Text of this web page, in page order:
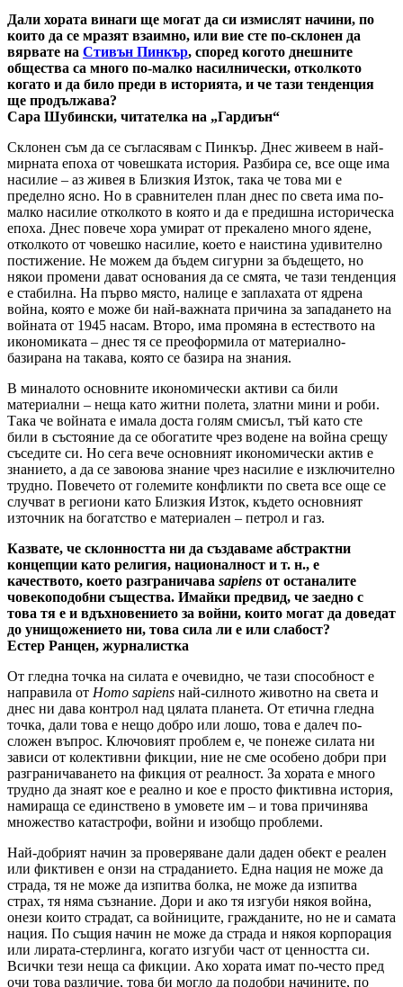
Дали хората винаги ще могат да си измислят начини, по
които да се мразят взаимно, или вие сте по-склонен да
вярвате на Стивън Пинкър, според когото днешните
общества са много по-малко насилнически, отколкото
когато и да било преди в историята, и че тази тенденция
ще продължава?
Сара Шубински, читателка на „Гардиън“
Склонен съм да се съгласявам с Пинкър. Днес живеем в най-
мирната епоха от човешката история. Разбира се, все още има
насилие – аз живея в Близкия Изток, така че това ми е
пределно ясно. Но в сравнителен план днес по света има по-
малко насилие отколкото в която и да е предишна историческа
епоха. Днес повече хора умират от прекалено много ядене,
отколкото от човешко насилие, което е наистина удивително
постижение. Не можем да бъдем сигурни за бъдещето, но
някои промени дават основания да се смята, че тази тенденция
е стабилна. На първо място, налице е заплахата от ядрена
война, която е може би най-важната причина за западането на
войната от 1945 насам. Второ, има промяна в естеството на
икономиката – днес тя се преоформила от материално-
базирана на такава, която се базира на знания.
В миналото основните икономически активи са били
материални – неща като житни полета, златни мини и роби.
Така че войната е имала доста голям смисъл, тъй като сте
били в състояние да се обогатите чрез водене на война срещу
съседите си. Но сега вече основният икономически актив е
знанието, а да се завоюва знание чрез насилие е изключително
трудно. Повечето от големите конфликти по света все още се
случват в региони като Близкия Изток, където основният
източник на богатство е материален – петрол и газ.
Казвате, че склонността ни да създаваме абстрактни
концепции като религия, националност и т. н., е
качеството, което разграничава sapiens от останалите
човекоподобни същества. Имайки предвид, че заедно с
това тя е и вдъхновението за войни, които могат да доведат
до унищожението ни, това сила ли е или слабост?
Естер Ранцен, журналистка
От гледна точка на силата е очевидно, че тази способност е
направила от Homo sapiens най-силното животно на света и
днес ни дава контрол над цялата планета. От етична гледна
точка, дали това е нещо добро или лошо, това е далеч по-
сложен въпрос. Ключовият проблем е, че понеже силата ни
зависи от колективни фикции, ние не сме особено добри при
разграничаването на фикция от реалност. За хората е много
трудно да знаят кое е реално и кое е просто фиктивна история,
намираща се единствено в умовете им – и това причинява
множество катастрофи, войни и изобщо проблеми.
Най-добрият начин за проверяване дали даден обект е реален
или фиктивен е онзи на страданието. Една нация не може да
страда, тя не може да изпитва болка, не може да изпитва
страх, тя няма съзнание. Дори и ако тя изгуби някоя война,
онези които страдат, са войниците, гражданите, но не и самата
нация. По същия начин не може да страда и някоя корпорация
или лирата-стерлинга, когато изгуби част от ценността си.
Всички тези неща са фикции. Ако хората имат по-често пред
очи това различие, това би могло да подобри начините, по